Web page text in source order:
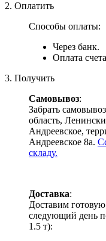
2. Оплатить
Способы оплаты:
Через банк.
Оплата
3. Получить
Самовывоз:
Забрать
область,
Андреевское,
Андреевское 8а.
складу.
Доставка:
Доставим
следующий день
1.5 т):